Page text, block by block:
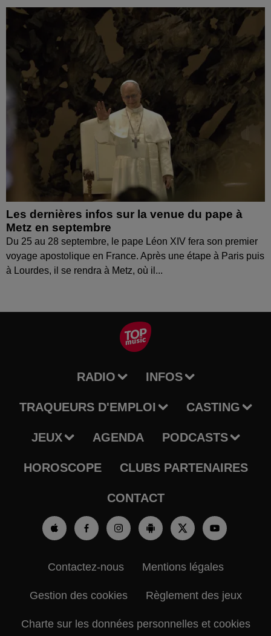
Les dernières infos sur la venue du pape à
Metz en septembre
Du 25 au 28 septembre, le pape Léon XIV fera son premier
voyage apostolique en France. Après une étape à Paris puis
à Lourdes, il se rendra à Metz, où il...
RADIO INFOS
TRAQUEURS D'EMPLOI CASTING
JEUX AGENDA PODCASTS
HOROSCOPE CLUBS PARTENAIRES
CONTACT
Contactez-nous Mentions légales
Gestion des cookies Règlement des jeux
Charte sur les données personnelles et cookies